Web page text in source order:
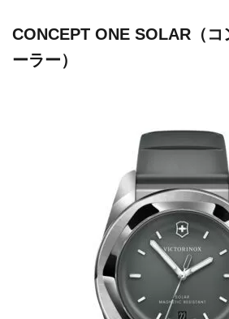
CONCEPT ONE SOLAR（コ
ーラー）